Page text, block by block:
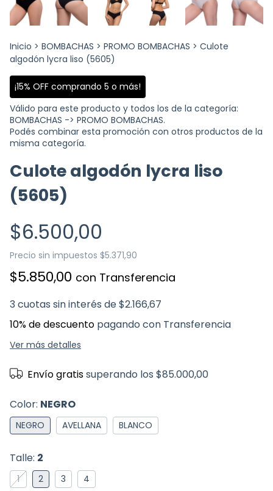
Inicio > BOMBACHAS > PROMO BOMBACHAS > Culote
algodón lycra liso (5605)
¡15% OFF comprando 5 o más!
Válido para este producto y todos los de la categoría:
BOMBACHAS -> PROMO BOMBACHAS.
Podés combinar esta promoción con otros productos de la
misma categoría.
Culote algodón lycra liso
(5605)
$6.500,00
Precio sin impuestos $5.371,90
$5.850,00 con Transferencia
3 cuotas sin interés de$2.166,67
10% de descuento pagando con Transferencia
Ver más detalles
Envío gratissuperando los$85.000,00
Color: NEGRO
NEGRO AVELLANA BLANCO
Talle: 2
1 2 3 4